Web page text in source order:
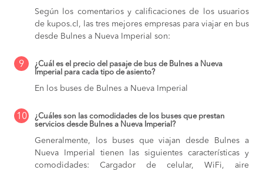
Según los comentarios y calificaciones de los usuarios
de kupos.cl, las tres mejores empresas para viajar en bus
desde Bulnes a Nueva Imperial son:
9
¿Cuál es el precio del pasaje de bus de Bulnes a Nueva
Imperial para cada tipo de asiento?
En los buses de Bulnes a Nueva Imperial
10
¿Cuáles son las comodidades de los buses que prestan
servicios desde Bulnes a Nueva Imperial?
Generalmente, los buses que viajan desde Bulnes a
Nueva Imperial tienen las siguientes características y
comodidades: Cargador de celular, WiFi, aire